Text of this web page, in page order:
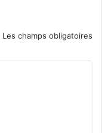
Les champs obligatoires